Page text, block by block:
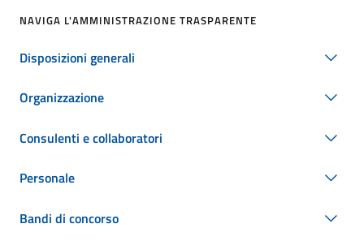
NAVIGA L'AMMINISTRAZIONE TRASPARENTE
Disposizioni generali
Organizzazione
Consulenti e collaboratori
Personale
Bandi di concorso